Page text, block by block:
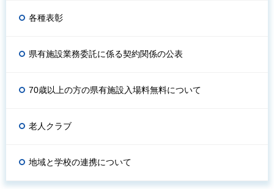
各種表彰
県有施設業務委託に係る契約関係の公表
70歳以上の方の県有施設入場料無料について
老人クラブ
地域と学校の連携について